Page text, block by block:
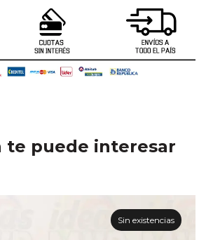
te puede interesar
Sin existencias